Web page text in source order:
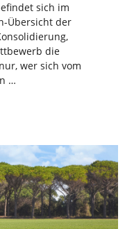
sich im
Übersicht der
die
wer sich vom
…